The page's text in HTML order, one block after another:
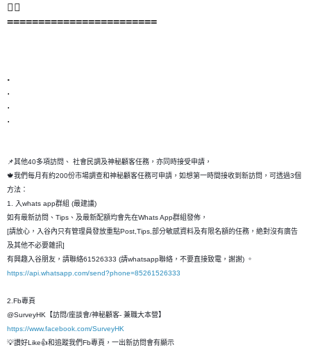
👂🏻
========================
.
.
.
.
📌其他40多項訪問、 社會民調及神秘顧客任務，亦同時接受申請，
🍁我們每月有約200份市場調查和神秘顧客任務可申請，如想第一時間接收到新訪問，可透過3個
方法：
1. 入whats app群組 (最建議)
如有最新訪問、Tips、及最新配額均會先在Whats App群組發佈，
[請放心，入谷內只有管理員發放重點Post,Tips,部分敏感資料及有限名額的任務，絶對沒有廣告
及其他不必要雜訊]
有興趣入谷朋友，請聯絡61526333 (請whatsapp聯絡，不要直接致電，謝謝) 。
https://api.whatsapp.com/send?phone=85261526333
2.Fb專頁
@SurveyHK【訪問/座談會/神秘顧客- 兼職大本營】
https://www.facebook.com/SurveyHK
💡讚好Like👍和追蹤我們Fb專頁，一出新訪問會有顯示